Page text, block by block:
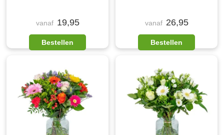
vanaf 19,95
Bestellen
vanaf 26,95
Bestellen